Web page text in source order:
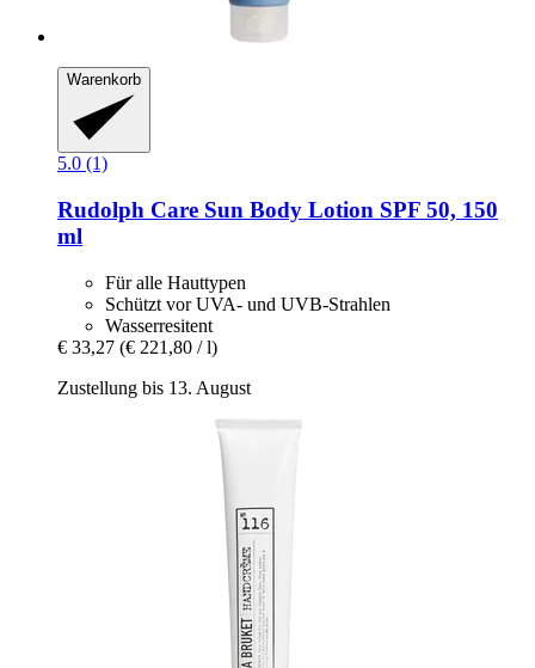
Warenkorb
5.0 (1)
Rudolph Care Sun Body Lotion SPF 50, 150
ml
Für alle Hauttypen
Schützt vor UVA- und UVB-Strahlen
Wasserresitent
€ 33,27 (€ 221,80 / l)
Zustellung bis 13. August